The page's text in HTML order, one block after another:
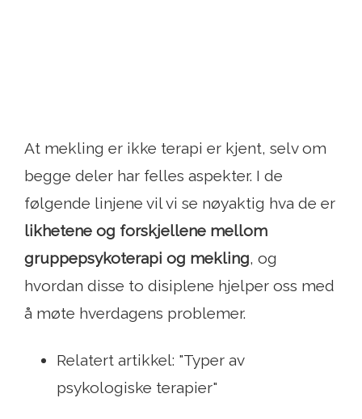
At mekling er ikke terapi er kjent, selv om
begge deler har felles aspekter. I de
følgende linjene vil vi se nøyaktig hva de er
likhetene og forskjellene mellom
gruppepsykoterapi og mekling, og
hvordan disse to disiplene hjelper oss med
å møte hverdagens problemer.
Relatert artikkel: "Typer av
psykologiske terapier"